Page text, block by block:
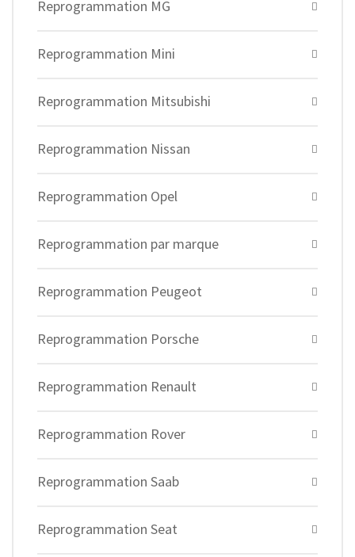
Reprogrammation MG
Reprogrammation Mini
Reprogrammation Mitsubishi
Reprogrammation Nissan
Reprogrammation Opel
Reprogrammation par marque
Reprogrammation Peugeot
Reprogrammation Porsche
Reprogrammation Renault
Reprogrammation Rover
Reprogrammation Saab
Reprogrammation Seat